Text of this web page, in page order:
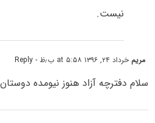
نیست.
مریم خرداد ۲۴, ۱۳۹۶ at ۵:۵۸ ب٫ظ - Reply
سلام دفترچه آزاد هنوز نیومده